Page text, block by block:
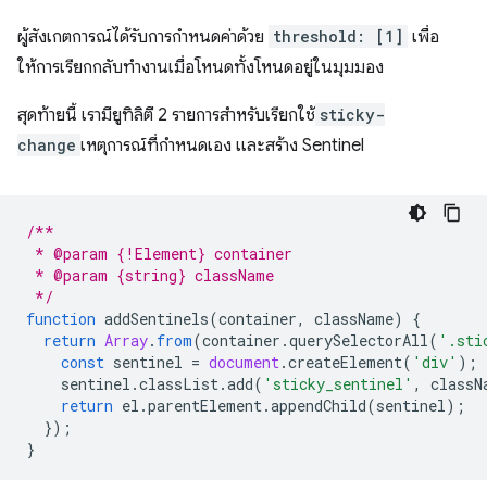
ผู้สังเกตการณ์ได้รับการกําหนดค่าด้วย threshold: [1] เพื่อ
ให้การเรียกกลับทํางานเมื่อโหนดทั้งโหนดอยู่ในมุมมอง
สุดท้ายนี้ เรามียูทิลิตี 2 รายการสําหรับเรียกใช้ sticky-
change เหตุการณ์ที่กําหนดเอง และสร้าง Sentinel
/**
* @param {!Element} container
* @param {string} className
*/
function addSentinels(container, className)
{
return Array. from(container .querySelectorAll (
const sentinel = document .createElement( 'div' );
sentinel .classList .add( 'sticky_sentinel' ,
return el .parentElement .appendChild(sentinel );
});
}